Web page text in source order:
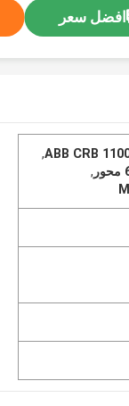
افضل سعر
,
,